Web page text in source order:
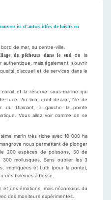
ici d’autres idées de loisirs en
de mer, au centre-ville.
de pêcheurs dans le sud de la
mais également, s’ouvrir
d’accueil et de services dans le
et la réserve sous-marine qui
Luce. Au loin, droit devant, l’île de
du Diamant, à gauche la pointe
Vous allez voir comme on se
marin très riche avec 10 000 ha
nous permettant de plonger
200 espèces de poissons, 50 de
300 mollusques. Sans oublier les 3
imbriquées et Luth (pour la ponte),
des baleines à bosse.
et des émotions, mais néanmoins du
des moniteurs expérimentés.